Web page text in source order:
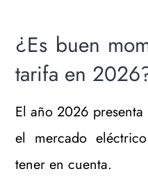
¿Es buen
tarifa en
El año 2026
el mercado
tener en cuenta.